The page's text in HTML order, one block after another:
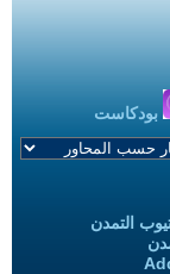
بودكاست
التمدن